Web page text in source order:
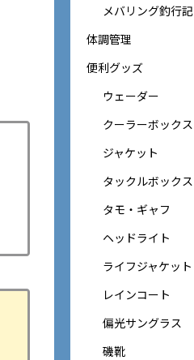
メバリング釣行記
体調管理
便利グッズ
ウェーダー
クーラーボックス
ジャケット
タックルボックス
タモ・ギャフ
ヘッドライト
ライフジャケット
レインコート
偏光サングラス
磯靴